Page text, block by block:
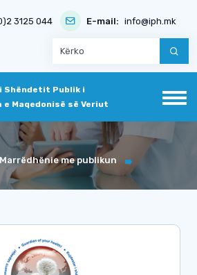
3125 044 E-mail: info@iph.mk
Publik i
e Maqedonisë së Veriut
Marrëdhënie me publikun